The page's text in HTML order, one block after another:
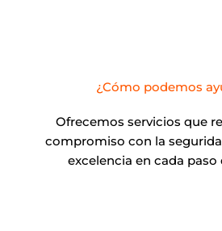
¿Cómo podemos
Ofrecemos servicios que
compromiso con la
excelencia en cada paso